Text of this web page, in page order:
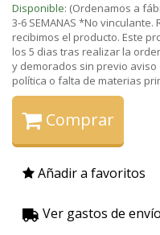
Disponible: (Ordenamos a
3-6 SEMANAS *No
recibimos el producto. Este
los 5 dias tras realizar la
y demorados sin previo
política o falta de materias
Comprar
Añadir a favoritos
Ver gastos de envío